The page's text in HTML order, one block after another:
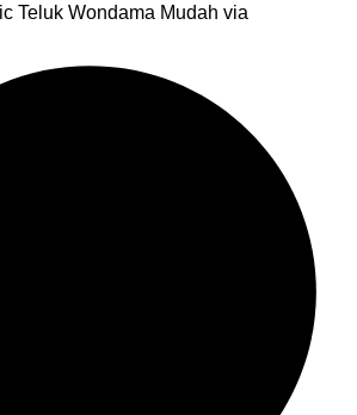
Teluk Wondama Mudah via